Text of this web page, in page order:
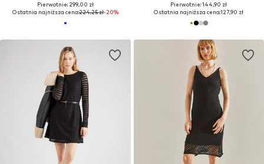
Pierwotnie: 299,00 zł
Ostatnia najniższa cena:224,25 zł-20%
Pierwotnie: 144,90 zł
Ostatnia najniższa cena:127,90 zł